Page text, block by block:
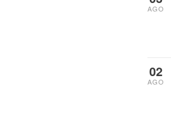
AGO
02
AGO